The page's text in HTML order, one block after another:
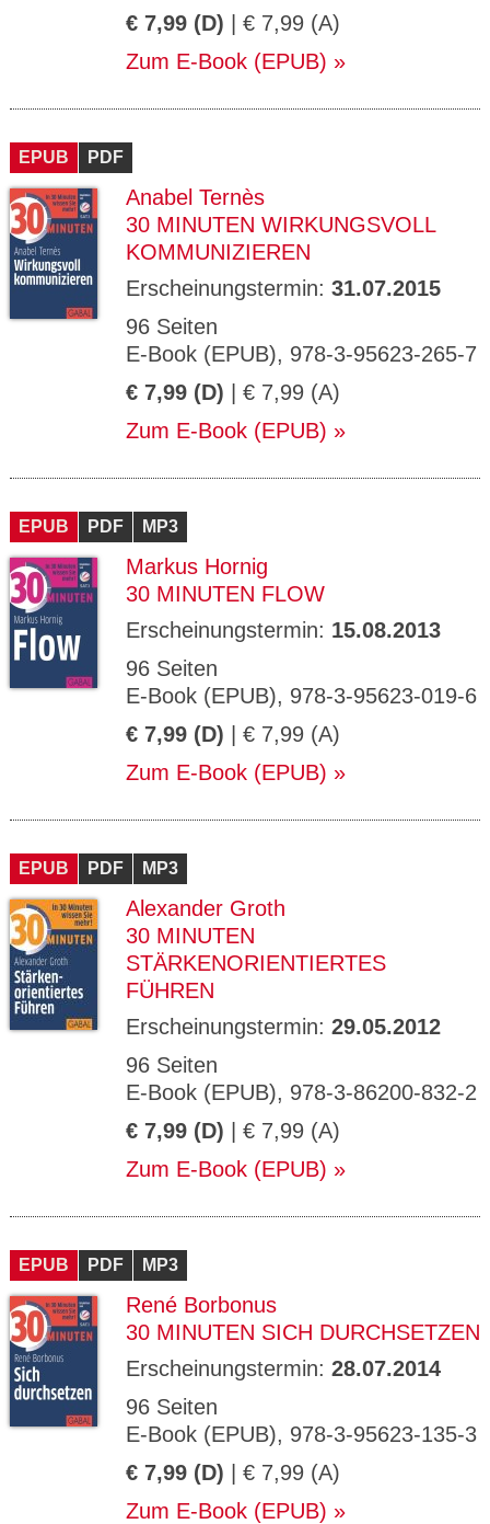
€ 7,99 (D) | € 7,99 (A)
Zum E-Book (EPUB)
EPUB PDF
Anabel Ternès
30 MINUTEN WIRKUNGSVOLL
KOMMUNIZIEREN
Erscheinungstermin: 31.07.2015
96 Seiten
E-Book (EPUB), 978-3-95623-265-7
€ 7,99 (D) | € 7,99 (A)
Zum E-Book (EPUB)
EPUB PDF MP3
Markus Hornig
30 MINUTEN FLOW
Erscheinungstermin: 15.08.2013
96 Seiten
E-Book (EPUB), 978-3-95623-019-6
€ 7,99 (D) | € 7,99 (A)
Zum E-Book (EPUB)
EPUB PDF MP3
Alexander Groth
30 MINUTEN
STÄRKENORIENTIERTES
FÜHREN
Erscheinungstermin: 29.05.2012
96 Seiten
E-Book (EPUB), 978-3-86200-832-2
€ 7,99 (D) | € 7,99 (A)
Zum E-Book (EPUB)
EPUB PDF MP3
René Borbonus
30 MINUTEN SICH DURCHSETZEN
Erscheinungstermin: 28.07.2014
96 Seiten
E-Book (EPUB), 978-3-95623-135-3
€ 7,99 (D) | € 7,99 (A)
Zum E-Book (EPUB)